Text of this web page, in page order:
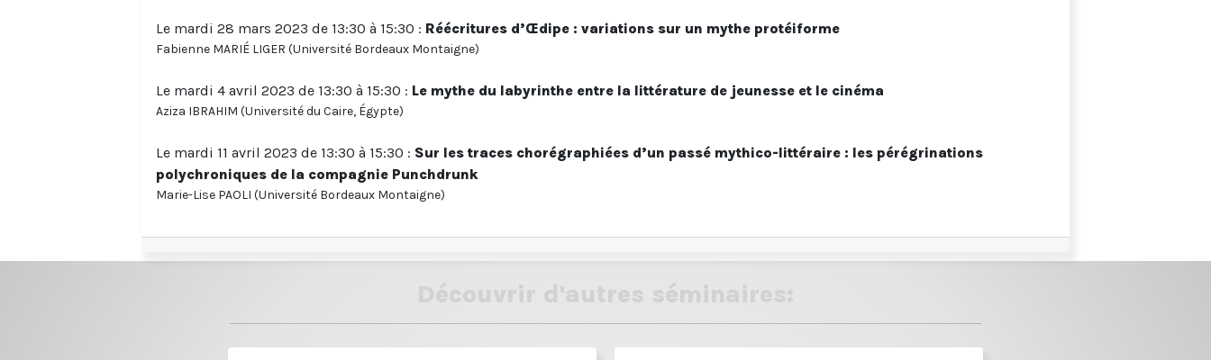
Le mardi 28 mars 2023 de 13:30 à 15:30 : Réécritures d’Œdipe : variations sur un mythe protéiforme
Fabienne MARIÉ LIGER (Université Bordeaux Montaigne)
Le mardi 4 avril 2023 de 13:30 à 15:30 : Le mythe du labyrinthe entre la littérature de jeunesse et le cinéma
Aziza IBRAHIM (Université du Caire, Égypte)
Le mardi 11 avril 2023 de 13:30 à 15:30 : Sur les traces chorégraphiées d’un passé mythico-littéraire : les pérégrinations
polychroniques de la compagnie Punchdrunk
Marie-Lise PAOLI (Université Bordeaux Montaigne)